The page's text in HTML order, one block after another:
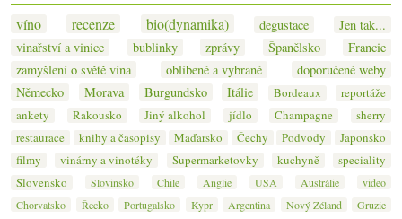
víno recenze bio(dynamika) degustace
Jen tak...
vinařství a vinice
bublinky zprávy Španělsko
Francie
zamyšlení o světě vína
oblíbené a vybrané
doporučené weby
Německo
Morava Burgundsko Itálie Bordeaux
reportáže
ankety
Rakousko Jiný alkohol jídlo Champagne
sherry
restaurace
knihy a časopisy Maďarsko Čechy Podvody
Japonsko
filmy
vinárny a vinotéky Supermarketovky kuchyně
speciality
Slovensko
Slovinsko Chile Anglie USA Austrálie
video
Chorvatsko
Řecko Portugalsko Kypr Argentina Nový Zéland Gruzie